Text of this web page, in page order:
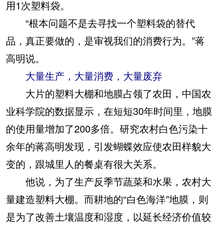
用1次塑料袋。
“根本问题不是去寻找一个塑料袋的替代
品，真正要做的，是审视我们的消费行为。”蒋
高明说。
大量生产，大量消费，大量废弃
大片的塑料大棚和地膜占领了农田，中国农
业科学院的数据显示，在短短30年时间里，地膜
的使用量增加了200多倍。研究农村白色污染十
余年的蒋高明发现，引发蝴蝶效应使农田样貌大
变的，跟城里人的餐桌有很大关系。
他说，为了生产反季节蔬菜和水果，农村大
量建造塑料大棚。而耕地的“白色海洋”地膜，则
是为了改善土壤温度和湿度，以延长经济价值较